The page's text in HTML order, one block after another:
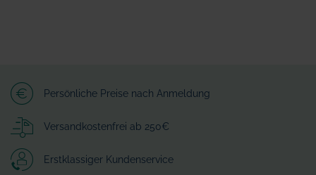
Persönliche Preise nach Anmeldung
Versandkostenfrei ab 250€
Erstklassiger Kundenservice